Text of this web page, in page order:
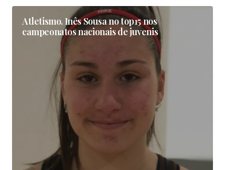
Atletismo. Inês Sousa no top15 nos
campeonatos nacionais de juvenis